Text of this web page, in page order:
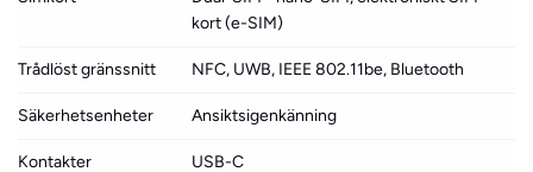
kort (e-SIM)
Trådlöst gränssnitt NFC, UWB, IEEE 802.11be, Bluetooth
Säkerhetsenheter Ansiktsigenkänning
Kontakter USB-C